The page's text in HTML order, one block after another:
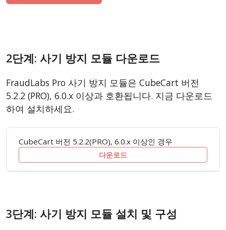
2단계: 사기 방지 모듈 다운로드
FraudLabs Pro 사기 방지 모듈은 CubeCart 버전
5.2.2 (PRO), 6.0.x 이상과 호환됩니다. 지금 다운로드
하여 설치하세요.
CubeCart 버전 5.2.2(PRO), 6.0.x 이상인 경우
다운로드
3단계: 사기 방지 모듈 설치 및 구성